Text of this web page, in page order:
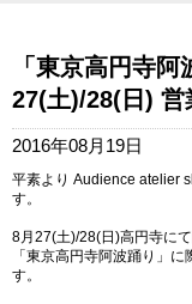
「東京高円寺
27(土)/28(日) 営
2016年08月19日
平素より Audience atelier
す。
8月27(土)/28(日)高円寺にて
「東京高円寺阿波踊り」
す。